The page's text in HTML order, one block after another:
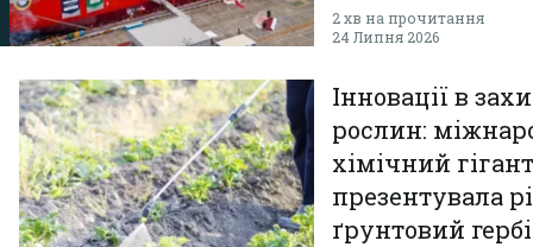
2 хв на прочитання
24 Липня 2026
Інновації в
рослин:
хімічний
презентувала
ґрунтовий